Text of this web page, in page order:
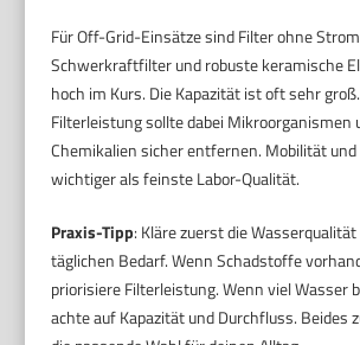
Für Off-Grid-Einsätze sind Filter ohne
Schwerkraftfilter und robuste keramische
hoch im Kurs. Die Kapazität ist oft sehr
Filterleistung sollte dabei Mikroorganismen
Chemikalien sicher entfernen. Mobilität
wichtiger als feinste Labor-Qualität.
Praxis-Tipp: Kläre zuerst die
täglichen Bedarf. Wenn Schadstoffe
priorisiere Filterleistung. Wenn viel Wasser
achte auf Kapazität und Durchfluss. Beides